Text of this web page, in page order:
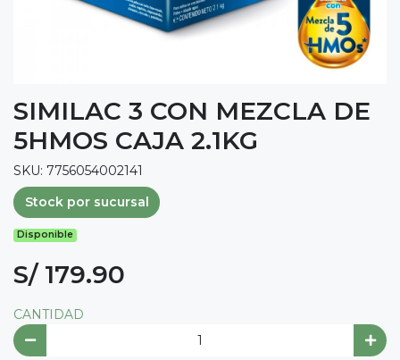
SIMILAC 3 CON MEZCLA DE
5HMOS CAJA 2.1KG
SKU: 7756054002141
Stock por sucursal
Disponible
S/ 179.90
CANTIDAD